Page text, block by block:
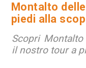
Montalto
piedi alla
Scopri
il nostro tour a